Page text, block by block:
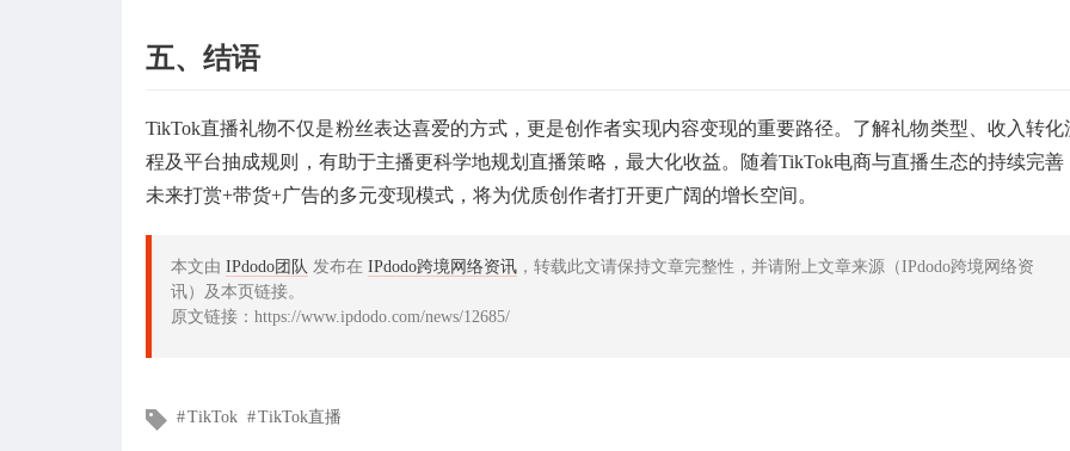
五、结语
TikTok直播礼物不仅是粉丝表达喜爱的方式，更是创作者实现内容变现的重要路径。了解礼物类型、收入转化
程及平台抽成规则，有助于主播更科学地规划直播策略，最大化收益。随着TikTok电商与直播生态的持续完善
未来打赏+带货+广告的多元变现模式，将为优质创作者打开更广阔的增长空间。
本文由 IPdodo团队 发布在 IPdodo跨境网络资讯 ，转载此文请保持文章完整性，并请附上文章来源（IPdodo跨境网络资
讯）及本页链接。
原文链接：https://www.ipdodo.com/news/12685/
文TikTok TikTok直播